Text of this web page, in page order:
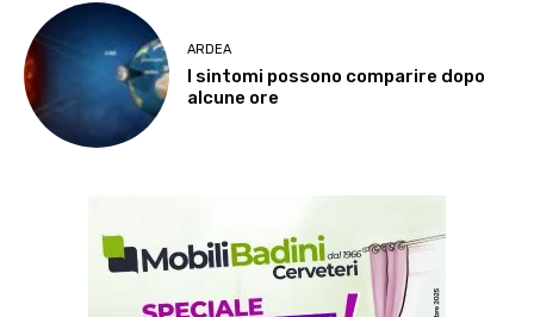
ARDEA
I sintomi possono comparire dopo
alcune ore